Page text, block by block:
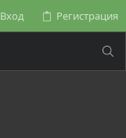
Вход Регистрация